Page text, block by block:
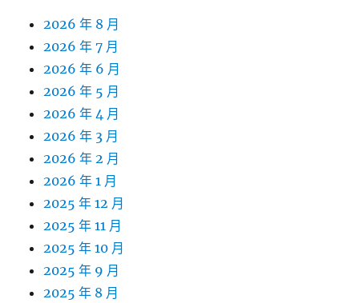
2026 年 8 月
2026 年 7 月
2026 年 6 月
2026 年 5 月
2026 年 4 月
2026 年 3 月
2026 年 2 月
2026 年 1 月
2025 年 12 月
2025 年 11 月
2025 年 10 月
2025 年 9 月
2025 年 8 月